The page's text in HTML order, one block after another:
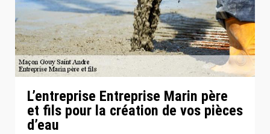
L’entreprise Entreprise Marin père
et fils pour la création de vos pièces
d’eau